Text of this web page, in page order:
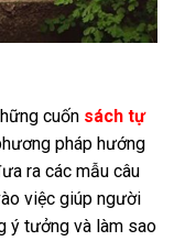
cuốn sách tự
pháp hướng
ra các mẫu câu
việc giúp người
ý tưởng và làm sao